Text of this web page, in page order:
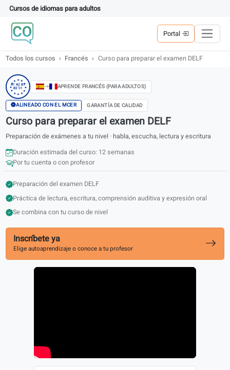
Cursos de idiomas para adultos
Portal
Curso para preparar el examen DELF
★★★
★
★
★
★
★
★
★
★★
A1 A2 B1
B2 C1
ALINEADO CON EL MCER GARANTÍA DE CALIDAD
Curso para preparar el examen DELF
Preparación de exámenes a tu nivel · habla, escucha, lectura y
Duración estimada del curso: 12 semanas
Por tu cuenta o con profesor
Preparación del examen DELF
Se combina con tu curso de nivel
Inscríbete ya